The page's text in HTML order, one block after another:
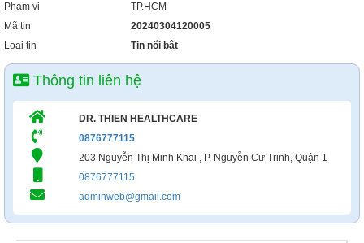
Phạm vi
TP.HCM
Mã tin
20240304120005
Loại tin
Tin nổi bật
Thông tin liên hệ
DR. THIEN HEALTHCARE
0876777115
203 Nguyễn Thị Minh Khai , P. Nguyễn Cư Trinh, Quận 1
0876777115
adminweb@gmail.com